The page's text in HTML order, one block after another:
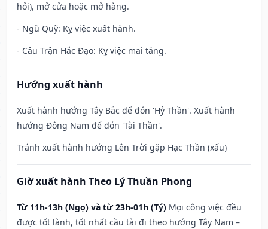
hỏi), mở cửa hoặc mở hàng.
- Ngũ Quỹ: Kỵ việc xuất hành.
- Câu Trận Hắc Đạo: Kỵ việc mai táng.
Hướng xuất hành
Xuất hành hướng Tây Bắc để đón 'Hỷ Thần'. Xuất hành
hướng Đông Nam để đón 'Tài Thần'.
Tránh xuất hành hướng Lên Trời gặp Hạc Thần (xấu)
Giờ xuất hành Theo Lý Thuần Phong
Từ 11h-13h (Ngọ) và từ 23h-01h (Tý) Mọi công việc đều
được tốt lành, tốt nhất cầu tài đi theo hướng Tây Nam –